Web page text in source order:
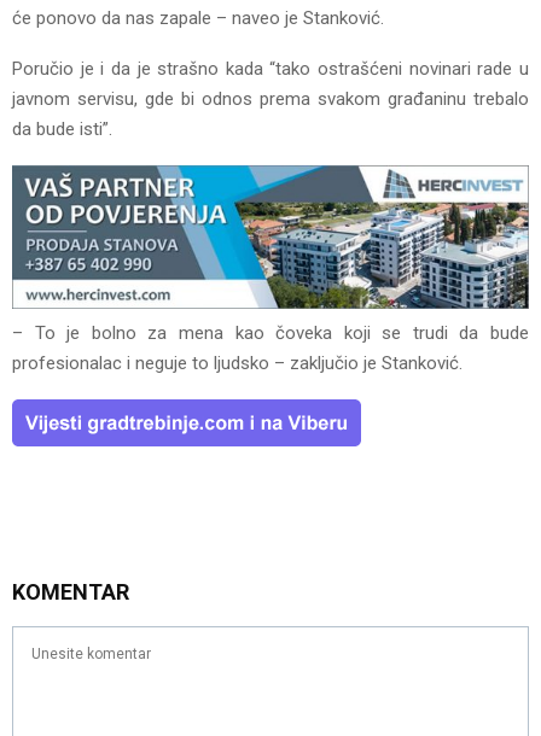
će ponovo da nas zapale – naveo je Stanković.
Poručio je i da je strašno kada “tako ostrašćeni novinari rade u
javnom servisu, gde bi odnos prema svakom građaninu trebalo
da bude isti”.
– To je bolno za mena kao čoveka koji se trudi da bude
profesionalac i neguje to ljudsko – zaključio je Stanković.
KOMENTAR